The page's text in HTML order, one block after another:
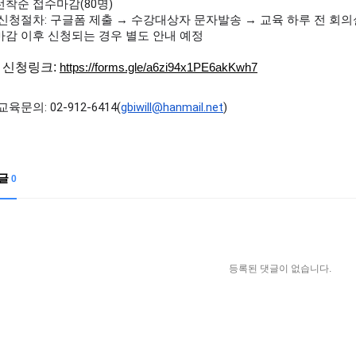
착순 접수마감(80명)
청절차: 구글폼 제출 → 수강대상자 문자발송 → 교육 하루 전 회의
감 이후 신청되는 경우 별도 안내 예정
신청링크: https://forms.gle/a6zi94x1PE6akKwh7
육문의: 02-912-6414(gbiwill@hanmail.net)
0
등록된 댓글이 없습니다.